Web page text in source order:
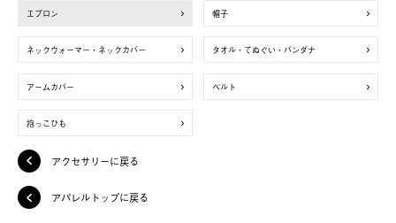
エプロン 帽子
ネックウォーマー・ネックカバー タオル・てぬぐい・バンダナ
アームカバー ベルト
抱っこひも
アクセサリーに戻る
アパレルトップに戻る